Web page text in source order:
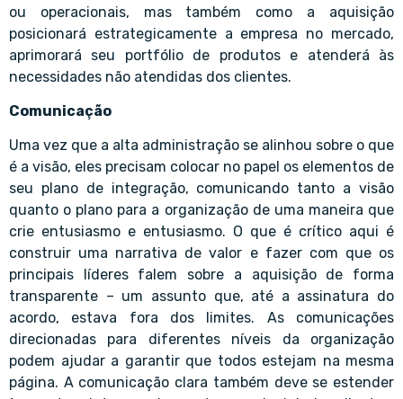
ou operacionais, mas também como a aquisição
posicionará estrategicamente a empresa no mercado,
aprimorará seu portfólio de produtos e atenderá às
necessidades não atendidas dos clientes.
Comunicação
Uma vez que a alta administração se alinhou sobre o que
é a visão, eles precisam colocar no papel os elementos de
seu plano de integração, comunicando tanto a visão
quanto o plano para a organização de uma maneira que
crie entusiasmo e entusiasmo. O que é crítico aqui é
construir uma narrativa de valor e fazer com que os
principais líderes falem sobre a aquisição de forma
transparente – um assunto que, até a assinatura do
acordo, estava fora dos limites. As comunicações
direcionadas para diferentes níveis da organização
podem ajudar a garantir que todos estejam na mesma
página. A comunicação clara também deve se estender